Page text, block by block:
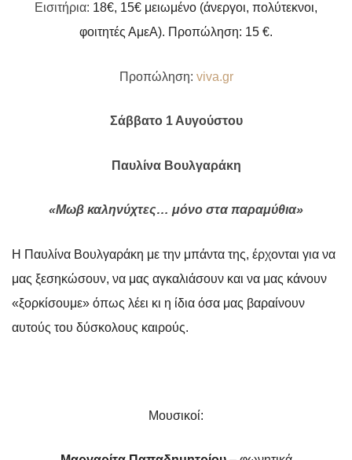
Εισιτήρια: 18€, 15€ μειωμένο (άνεργοι, πολύτεκνοι,
φοιτητές ΑμεΑ). Προπώληση: 15 €.
Προπώληση: viva.gr
Σάββατο 1 Αυγούστου
Παυλίνα Βουλγαράκη
«Μωβ καληνύχτες… μόνο στα παραμύθια»
Η Παυλίνα Βουλγαράκη με την μπάντα της, έρχονται για να
μας ξεσηκώσουν, να μας αγκαλιάσουν και να μας κάνουν
«ξορκίσουμε» όπως λέει κι η ίδια όσα μας βαραίνουν
αυτούς του δύσκολους καιρούς.
Μουσικοί: